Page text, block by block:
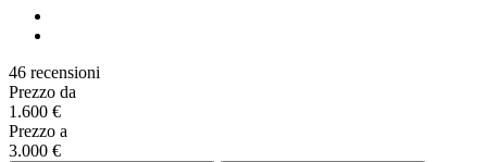
46 recensioni
Prezzo da
1.600 €
Prezzo a
3.000 €